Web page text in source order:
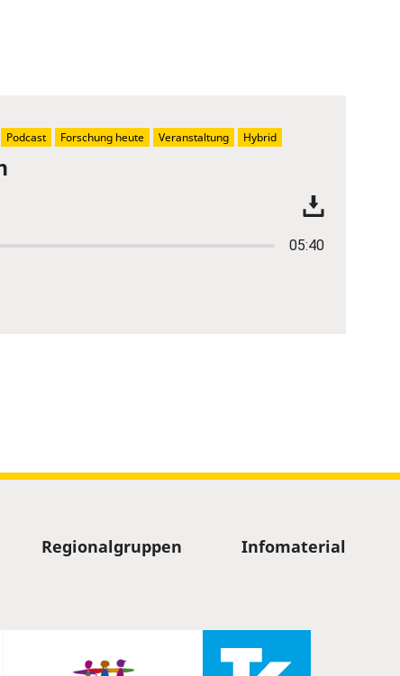
05:40
Podcast Forschung heute Veranstaltung Hybrid
Regionalgruppen Infomaterial